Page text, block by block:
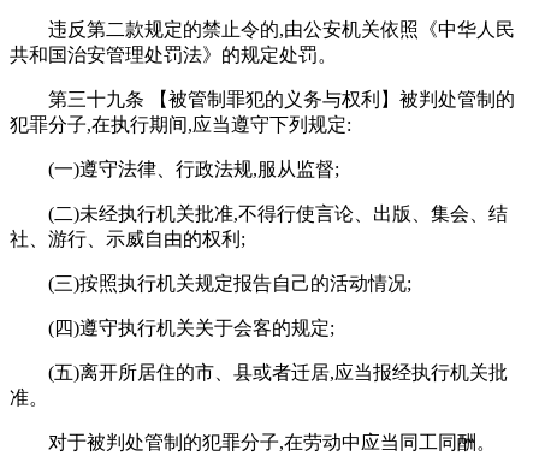
违反第二款规定的禁止令的,由公安机关依照《中华人民
共和国治安管理处罚法》的规定处罚。
第三十九条 【被管制罪犯的义务与权利】被判处管制的
犯罪分子,在执行期间,应当遵守下列规定:
(一)遵守法律、行政法规,服从监督;
(二)未经执行机关批准,不得行使言论、出版、集会、结
社、游行、示威自由的权利;
(三)按照执行机关规定报告自己的活动情况;
(四)遵守执行机关关于会客的规定;
(五)离开所居住的市、县或者迁居,应当报经执行机关批
准。
对于被判处管制的犯罪分子,在劳动中应当同工同酬。